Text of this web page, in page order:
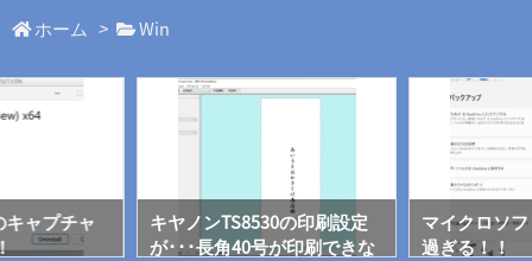
ホーム > Win
ャプチャ
キヤノンTS8530の印刷設定
が･･･長角40号が印刷できな
マイクロソ
過ぎる！！